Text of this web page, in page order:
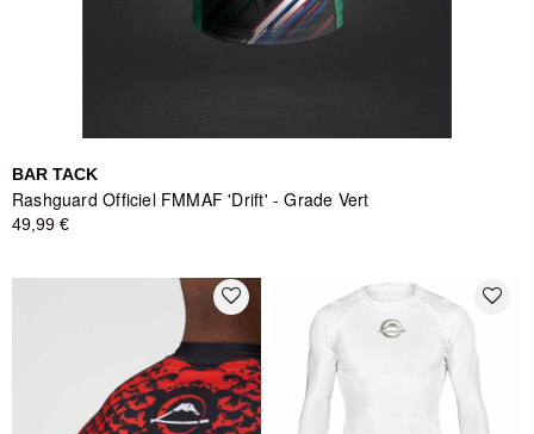
BAR TACK
Rashguard Officiel FMMAF 'Drift' - Grade Vert
49,99 €
favorite_border favorite_border